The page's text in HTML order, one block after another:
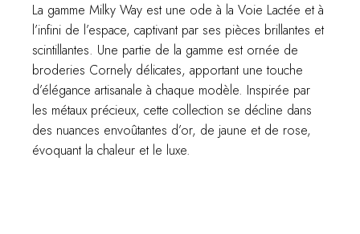
La gamme Milky Way est une ode à la Voie Lactée et à
l’infini de l’espace, captivant par ses pièces brillantes et
scintillantes. Une partie de la gamme est ornée de
broderies Cornely délicates, apportant une touche
d’élégance artisanale à chaque modèle. Inspirée par
les métaux précieux, cette collection se décline dans
des nuances envoûtantes d’or, de jaune et de rose,
évoquant la chaleur et le luxe.